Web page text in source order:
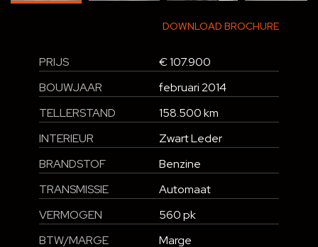
DOWNLOAD BROCHURE
PRIJS
€ 107.900
BOUWJAAR
februari 2014
TELLERSTAND
158.500 km
INTERIEUR
Zwart Leder
BRANDSTOF
Benzine
TRANSMISSIE
Automaat
VERMOGEN
560 pk
BTW/MARGE
Marge